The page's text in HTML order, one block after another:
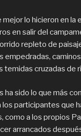
lo hicieron en la
en salir del
repleto de
empedradas,
temidas cruzadas de
ha sido lo que más
participantes que
como a los propios
arrancados